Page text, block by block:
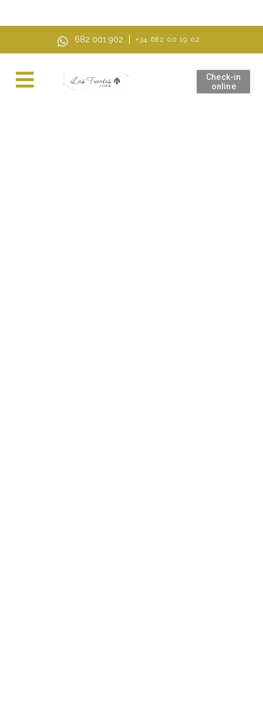
682 001 902 +34 682 00 19 02
Check-in
online